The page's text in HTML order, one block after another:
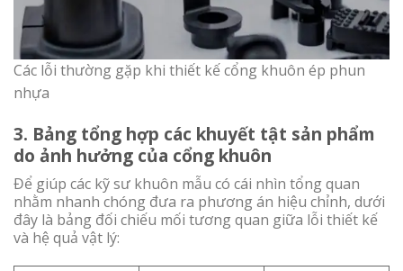
Các lỗi thường gặp khi thiết kế cổng khuôn ép phun
nhựa
3. Bảng tổng hợp các khuyết tật sản phẩm
do ảnh hưởng của cổng khuôn
Để giúp các kỹ sư khuôn mẫu có cái nhìn tổng quan
nhằm nhanh chóng đưa ra phương án hiệu chỉnh, dưới
đây là bảng đối chiếu mối tương quan giữa lỗi thiết kế
và hệ quả vật lý: